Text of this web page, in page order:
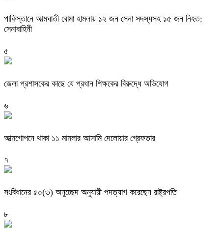
পাকিস্তানে আত্মঘাতী বোমা হামলায় ১২ জন সেনা সদস্যসহ ১৫ জন নিহত:
সেনাবাহিনী
৫
জেলা প্রশাসকের কাছে যে প্রধান শিক্ষকের বিরুদ্ধে অভিযোগ
৬
আত্মগোপনে থাকা ১১ মামলার আসামি দেলোয়ার গ্রেফতার
৭
সংবিধানের ৫০(৩) অনুচ্ছেদ অনুযায়ী পদত্যাগ করেছেন রাষ্ট্রপতি
৮